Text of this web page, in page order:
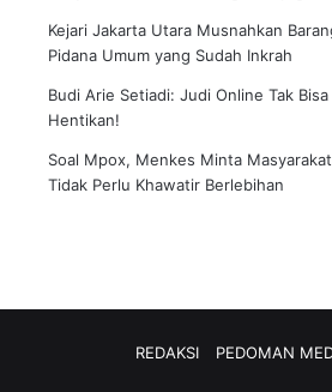
Kejari Jakarta Utara Musnahkan
Pidana Umum yang Sudah Inkrah
Budi Arie Setiadi: Judi Online Tak
Hentikan!
Soal Mpox, Menkes Minta
Tidak Perlu Khawatir Berlebihan
REDAKSI PEDOMAN